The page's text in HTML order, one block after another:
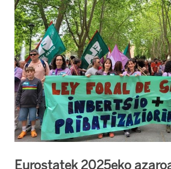
Eurostatek 2025eko